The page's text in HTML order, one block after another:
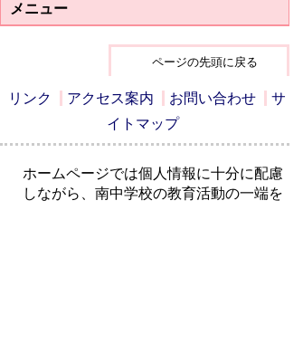
メニュー
ページの先頭に戻る
リンク アクセス案内 お問い合わせ
サ
イトマップ
ホームページでは個人情報に十分に配慮
しながら、南中学校の教育活動の一端を